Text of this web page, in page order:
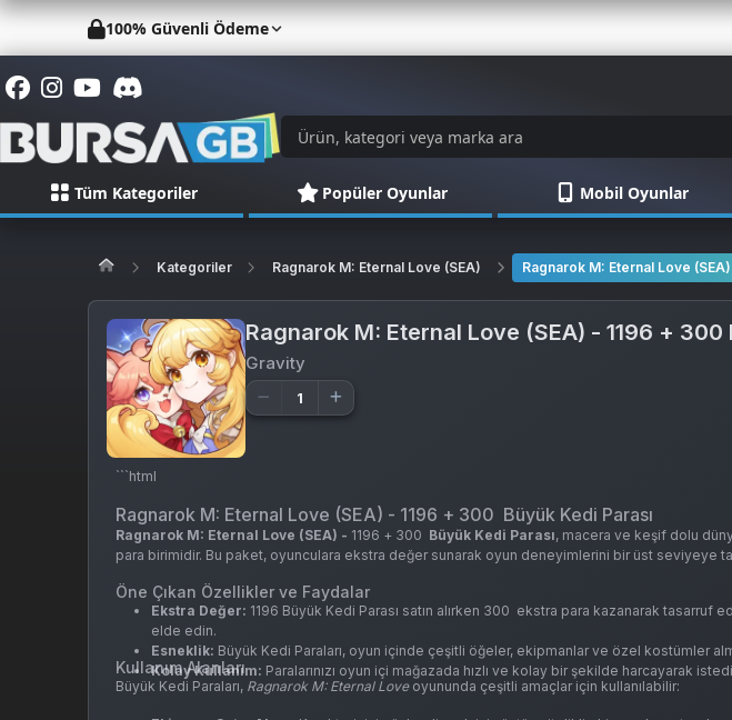
100% Güvenli Ödeme
Tüm Kategoriler Popüler Oyunlar Mobil Oyunlar
Kategoriler Ragnarok M: Eternal Love (SEA) Ragnarok M: Eternal Love
Ragnarok M: Eternal Love (SEA) - 1196 + 300
Gravity
```html
Ragnarok M: Eternal Love (SEA) - 1196 + 300 Büyük Kedi Parası
Ragnarok M: Eternal Love (SEA) - 1196 + 300 Büyük Kedi Parası, macera ve keşif dolu
para birimidir. Bu paket, oyunculara ekstra değer sunarak oyun deneyimlerini bir üst seviyeye
Öne Çıkan Özellikler ve Faydalar
Ekstra Değer: 1196 Büyük Kedi Parası satın alırken 300 ekstra para kazanarak tasarruf
elde edin.
Esneklik: Büyük Kedi Paraları, oyun içinde çeşitli öğeler, ekipmanlar ve özel kostümler
Kolay Kullanım: Paralarınızı oyun içi mağazada hızlı ve kolay bir şekilde harcayarak
Kullanım Alanları
Büyük Kedi Paraları, Ragnarok M: Eternal Loveoyununda çeşitli amaçlar için kullanılabilir: